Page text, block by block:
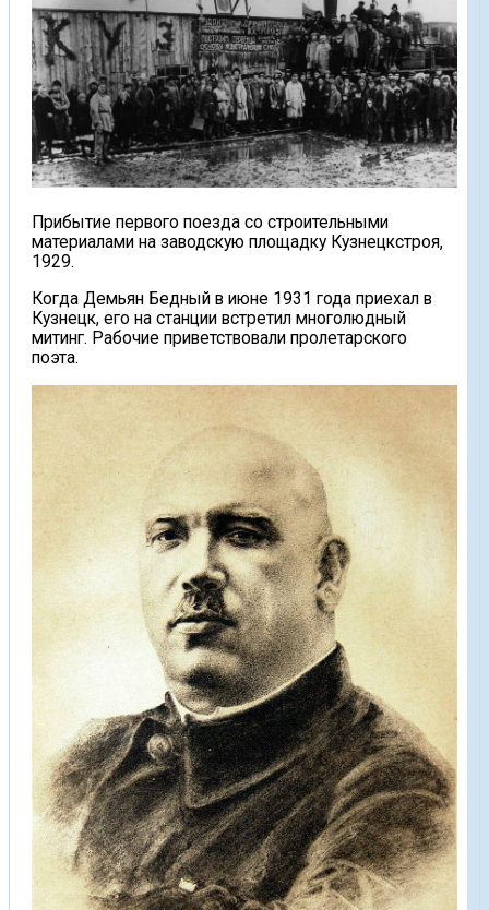
Прибытие первого поезда со строительными
материалами на заводскую площадку Кузнецкстроя,
1929.
Когда Демьян Бедный в июне 1931 года приехал в
Кузнецк, его на станции встретил многолюдный
митинг. Рабочие приветствовали пролетарского
поэта.